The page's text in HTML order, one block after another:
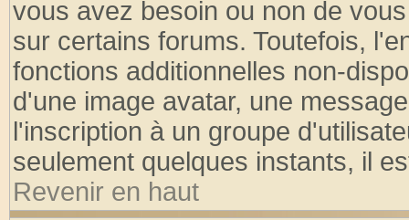
vous avez besoin ou non de
sur certains forums. Toutefois,
fonctions additionnelles non-
d'une image avatar, une
l'inscription à un groupe
seulement quelques instants, il
Revenir en haut